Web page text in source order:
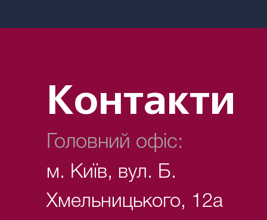
Контакти
Головний офіс:
м. Київ, вул. Б.
Хмельницького, 12а